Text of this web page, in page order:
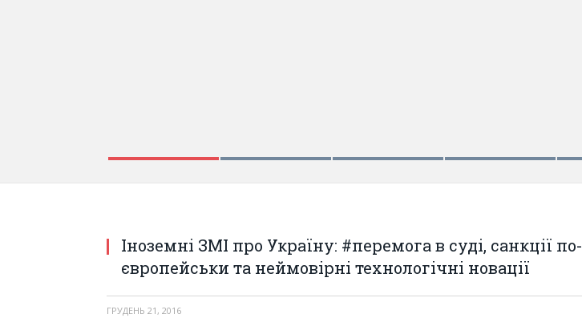
Іноземні ЗМІ про Україну: #перемога в суді, санкції по-
європейськи та неймовірні технологічні новації
ГРУДЕНЬ 21, 2016